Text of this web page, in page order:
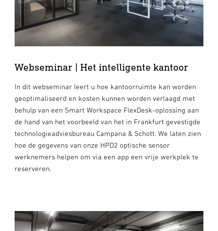
Webseminar | Het intelligente kantoor
In dit webseminar leert u hoe kantoorruimte kan worden
geoptimaliseerd en kosten kunnen worden verlaagd met
behulp van een Smart Workspace FlexDesk-oplossing aan
de hand van het voorbeeld van het in Frankfurt gevestigde
technologieadviesbureau Campana & Schott. We laten zien
hoe de gegevens van onze HPD2 optische sensor
werknemers helpen om via een app een vrije werkplek te
reserveren.